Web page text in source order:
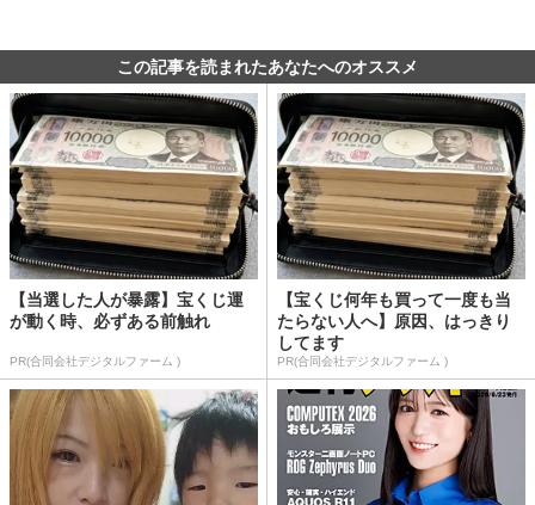
この記事を読まれたあなたへのオススメ
【当選した人が暴露】宝くじ運
が動く時、必ずある前触れ
PR(合同会社デジタルファーム )
【宝くじ何年も買って一度も当
たらない人へ】原因、はっきり
してます
PR(合同会社デジタルファーム )